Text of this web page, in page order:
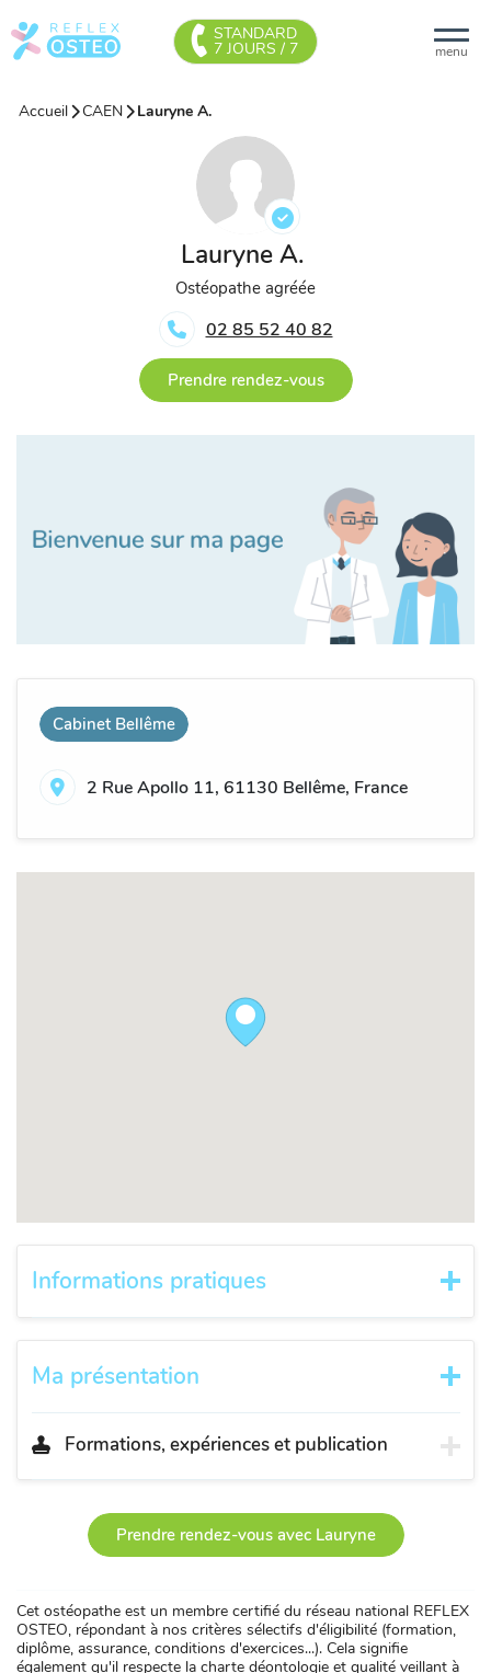
menu
STANDARD
7 JOURS / 7
Accueil CAEN Lauryne A.
Lauryne A.
Ostéopathe agréée
02 85 52 40 82
Prendre rendez-vous
Cabinet Bellême
2 Rue Apollo 11, 61130 Bellême, France
Informations pratiques
Ma présentation
Formations, expériences et publication
Prendre rendez-vous avec Lauryne
Cet ostéopathe est un membre certifié du réseau national REFLEX
OSTEO, répondant à nos critères sélectifs d'éligibilité (formation,
diplôme, assurance, conditions d'exercices...). Cela signifie
également qu'il respecte la charte déontologie et qualité veillant à